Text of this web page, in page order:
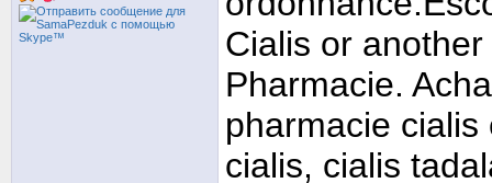
Cialis or
Pharmacie.
pharmacie
cialis, cialis